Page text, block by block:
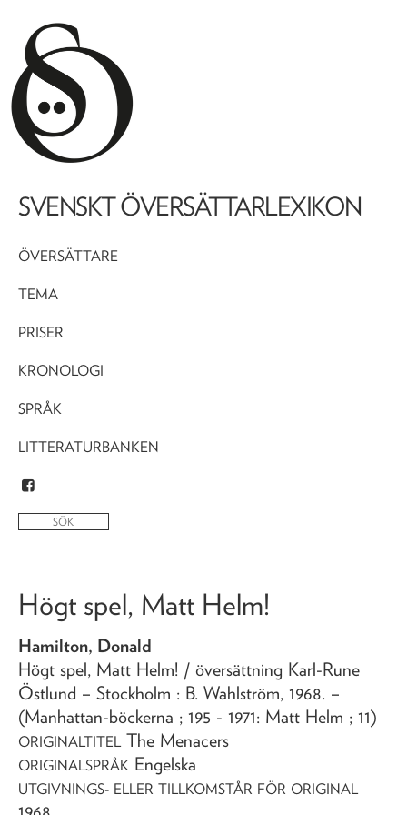
SVENSKT ÖVERSÄTTARLEXIKON
ÖVERSÄTTARE
TEMA
PRISER
KRONOLOGI
SPRÅK
LITTERATURBANKEN
Högt spel, Matt Helm!
Hamilton, Donald
Högt spel, Matt Helm! / översättning Karl-Rune
Östlund – Stockholm : B. Wahlström, 1968. –
(Manhattan-böckerna ; 195 - 1971: Matt Helm ; 11)
ORIGINALTITEL The Menacers
ORIGINALSPRÅK Engelska
UTGIVNINGS- ELLER TILLKOMSTÅR FÖR ORIGINAL